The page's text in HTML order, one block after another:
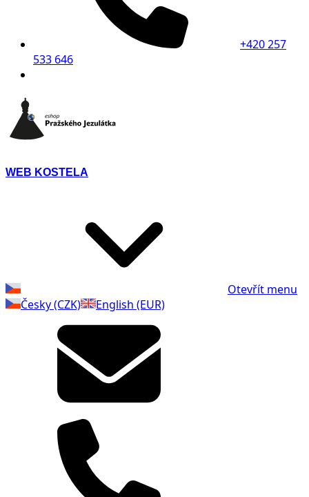
+420 257
533 646
WEB KOSTELA
Otevřít menu
Česky (CZK)
English (EUR)